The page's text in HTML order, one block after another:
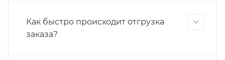
Как быстро происходит отгрузка
заказа?